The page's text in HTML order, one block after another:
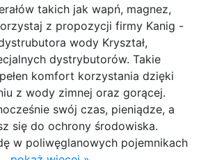
takich jak wapń, magnez,
z propozycji firmy Kanig -
wody Kryształ,
dystrybutorów. Takie
komfort korzystania dzięki
z wody zimnej oraz gorącej.
swój czas, pieniądze, a
się do ochrony środowiska.
w poliwęglanowych pojemnikach